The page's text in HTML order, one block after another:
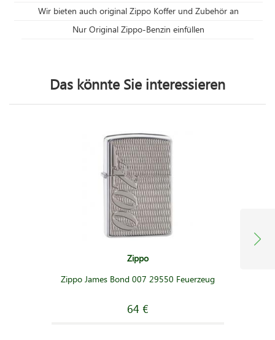
Wir bieten auch original Zippo Koffer und Zubehör an
Nur Original Zippo-Benzin einfüllen
Das könnte Sie interessieren
Zippo
Zippo James Bond 007 29550 Feuerzeug
64 €